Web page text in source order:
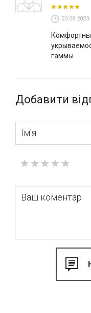
23.08.2023
гаммы
Добавити